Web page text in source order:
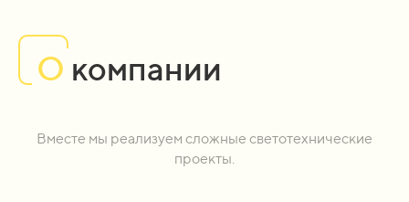
О компании
Вместе мы реализуем сложные светотехнические
проекты.